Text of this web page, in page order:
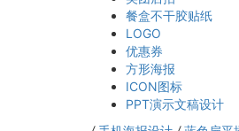
餐盒不干胶贴纸
LOGO
优惠券
方形海报
ICON图标
PPT演示文稿设计